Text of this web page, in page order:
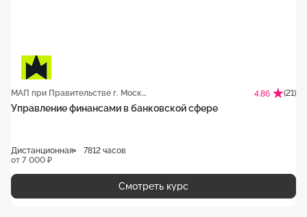
МАП при Правительстве г. Москвы 4.86 (21)
Управление финансами в банковской сфере
Дистанционная
7812 часов
от 7 000 ₽
Смотреть курс